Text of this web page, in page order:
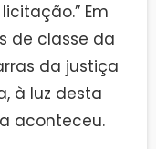
Em
de classe da
da justiça
à luz desta
aconteceu.